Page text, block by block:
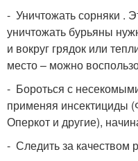
- Уничтожать сорняки .
уничтожать бурьяны
и вокруг грядок или
место – можно
- Бороться с
применяя инсектициды
Оперкот и другие),
- Следить за качеством